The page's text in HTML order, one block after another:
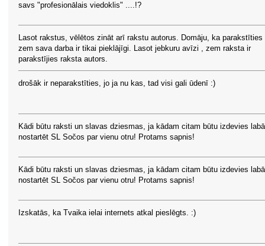
savs "profesionālais viedoklis" ....!?
Lasot rakstus, vēlētos zināt arī rakstu autorus. Domāju, ka parakstīties
zem sava darba ir tikai pieklājīgi. Lasot jebkuru avīzi , zem raksta ir
parakstījies raksta autors.
drošāk ir neparakstīties, jo ja nu kas, tad visi gali ūdenī :)
Kādi būtu raksti un slavas dziesmas, ja kādam citam būtu izdevies
nostartēt SL Sočos par vienu otru! Protams sapnis!
Kādi būtu raksti un slavas dziesmas, ja kādam citam būtu izdevies
nostartēt SL Sočos par vienu otru! Protams sapnis!
Izskatās, ka Tvaika ielai internets atkal pieslēgts. :)